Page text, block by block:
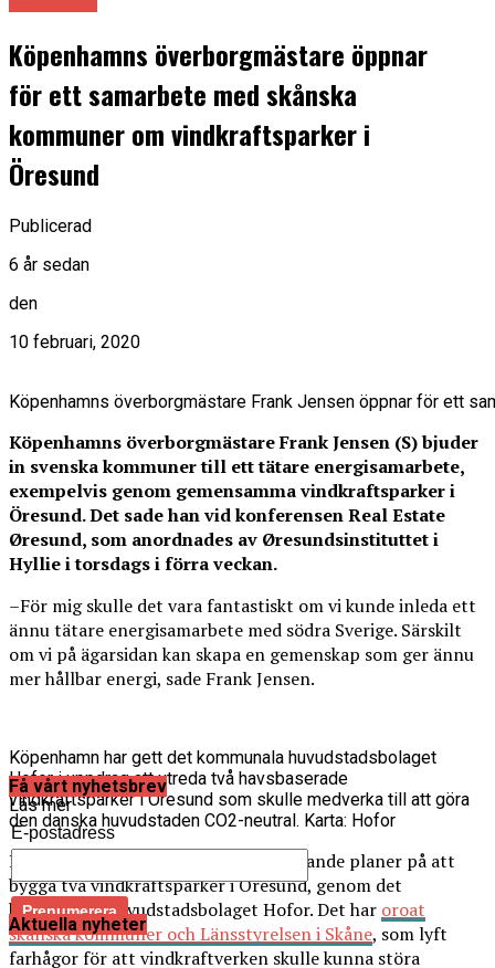
Köpenhamns överborgmästare öppnar
för ett samarbete med skånska
kommuner om vindkraftsparker i
Öresund
Publicerad
6 år sedan
den
10 februari, 2020
Köpenhamns överborgmästare Frank Jensen öppnar för ett
Köpenhamns överborgmästare Frank Jensen (S) bjuder
in svenska kommuner till ett tätare energisamarbete,
exempelvis genom gemensamma vindkraftsparker i
Öresund. Det sade han vid konferensen Real Estate
Øresund, som anordnades av Øresundsinstituttet i
Hyllie i torsdags i förra veckan.
–För mig skulle det vara fantastiskt om vi kunde inleda ett
ännu tätare energisamarbete med södra Sverige. Särskilt
om vi på ägarsidan kan skapa en gemenskap som ger ännu
mer hållbar energi, sade Frank Jensen.
Köpenhamn har gett det kommunala huvudstadsbolaget
Hofor i uppdrag att utreda två havsbaserade
vindkraftsparker i Öresund som skulle medverka till att göra
den danska huvudstaden CO2-neutral. Karta: Hofor
Köpenhamns kommun har för närvarande planer på att
bygga två vindkraftsparker i Öresund, genom det
kommunala huvudstadsbolaget Hofor. Det har oroat
skånska kommuner och Länsstyrelsen i Skåne, som lyft
farhågor för att vindkraftverken skulle kunna störa
Läs mer
Få vårt nyhetsbrev
E-postadress
Aktuella nyheter